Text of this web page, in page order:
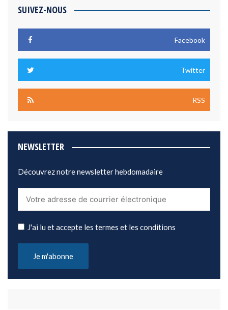
SUIVEZ-NOUS
Facebook
Twitter
RSS
NEWSLETTER
Découvrez notre newsletter hebdomadaire
J'ai lu et accepte les termes et les conditions